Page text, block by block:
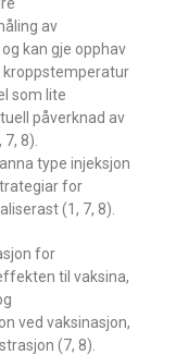
av
kan gje opphav
kroppstemperatur
som lite
påverknad av
8).
type injeksjon
for
(1, 7, 8).
for
til vaksina,
ved vaksinasjon,
(7, 8).